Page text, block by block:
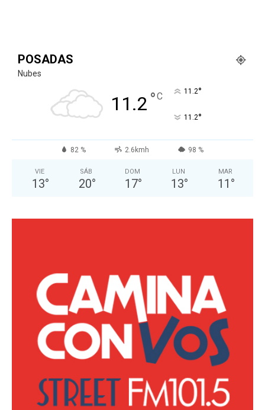
POSADAS
Nubes
11.2 °C 11.2°
11.2°
82 % 2.6kmh 98 %
VIE
13°
SÁB
20°
DOM
17°
LUN
13°
MAR
11 °